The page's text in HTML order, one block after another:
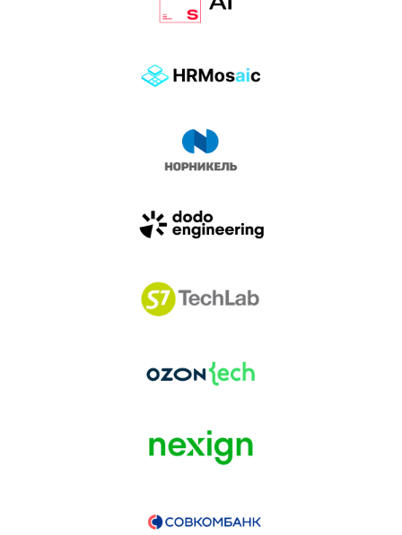
Доклады, дискуссия и битва AI-агентов — 25 июня
УЗНАТЬ БОЛЬШЕ
CONVERSATIONS